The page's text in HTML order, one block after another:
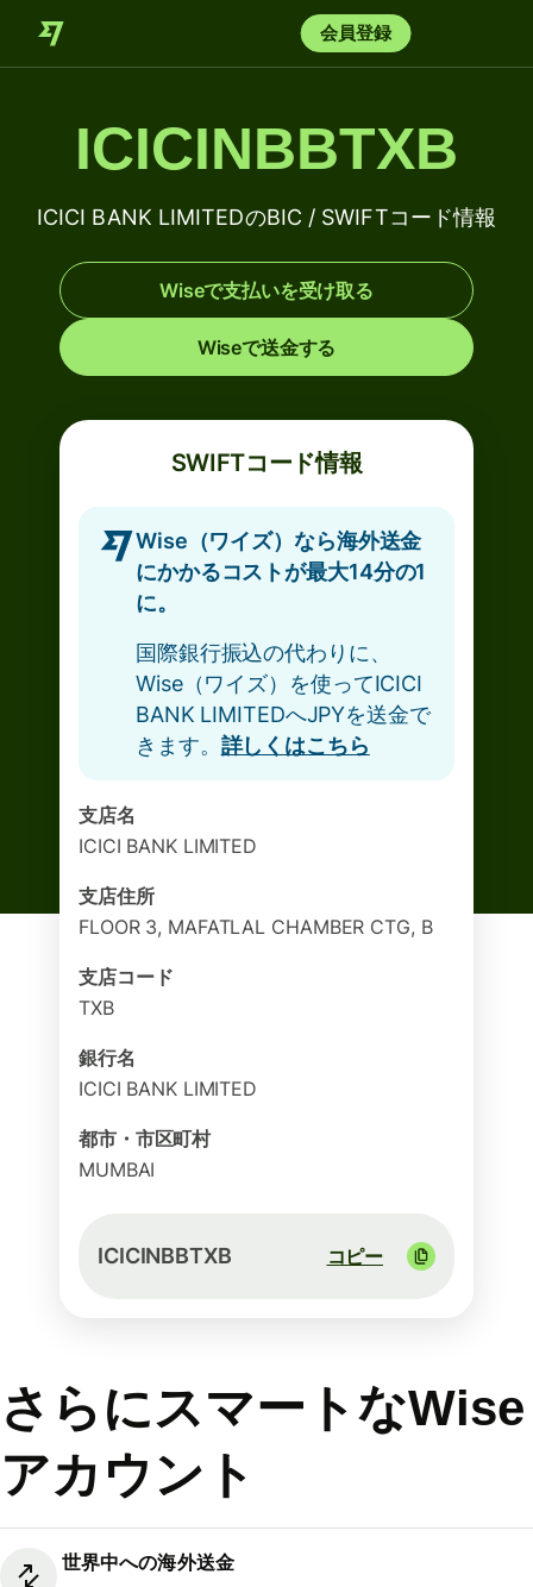
会員登録
ICICINBBTXB
ICICI BANK LIMITEDのBIC / SWIFTコード情報
Wiseで支払いを受け取る
Wiseで送金する
SWIFTコード情報
Wise（ワイズ）なら海外送金
にかかるコストが最大14分の1
に。
国際銀行振込の代わりに、
Wise（ワイズ）を使ってICICI
BANK LIMITEDへJPYを送金で
きます。 詳しくはこちら
支店名
ICICI BANK LIMITED
支店住所
FLOOR 3, MAFATLAL CHAMBER CTG, B
支店コード
TXB
銀行名
ICICI BANK LIMITED
都市・市区町村
MUMBAI
ICICINBBTXB コピー
さらにスマートなWise
アカウント
世界中への海外送金